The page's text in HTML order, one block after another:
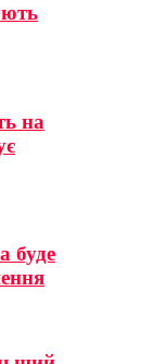
на
буде